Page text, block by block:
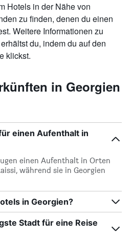
Hotels in der Nähe von
zu finden, denen du einen
Weitere Informationen zu
du, indem du auf den
klickst.
in Georgien
einen Aufenthalt in
einen Aufenthalt in Orten
während sie in Georgien
in Georgien?
Stadt für eine Reise